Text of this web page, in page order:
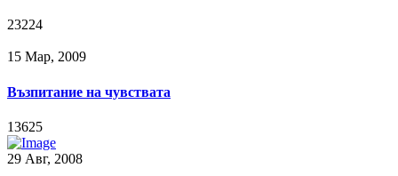
23224
15 Мар, 2009
Възпитание на чувствата
13625
29 Авг, 2008